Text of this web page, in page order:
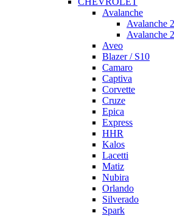
Avalanche
Avalanche
Avalanche
Aveo
Blazer / S10
Camaro
Captiva
Corvette
Cruze
Epica
Express
HHR
Kalos
Lacetti
Matiz
Nubira
Orlando
Silverado
Spark